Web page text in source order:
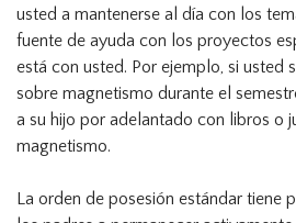
usted a mantenerse al día con los
fuente de ayuda con los proyectos
está con usted. Por ejemplo, si usted
sobre magnetismo durante el
a su hijo por adelantado con libros o
magnetismo.
La orden de posesión estándar tiene